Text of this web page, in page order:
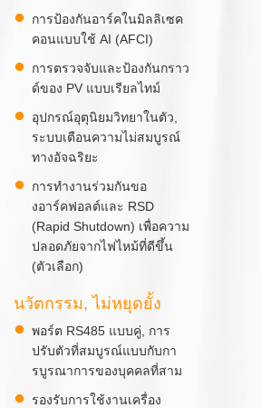
การป้องกันอาร์คในมิลลิเซค
คอนแบบใช้ AI (AFCI)
การตรวจจับและป้องกันกราว
ด์ของ PV แบบเรียลไทม์
อุปกรณ์อุตุนิยมวิทยาในตัว,
ระบบเตือนความไม่สมบูรณ์
ทางอัจฉริยะ
การทำงานร่วมกันขอ
งอาร์คฟอลต์และ RSD
(Rapid Shutdown) เพื่อความ
ปลอดภัยจากไฟไหม้ที่ดีขึ้น
(ตัวเลือก)
นวัตกรรม, ไม่หยุดยั้ง
พอร์ต RS485 แบบคู่, การ
ปรับตัวที่สมบูรณ์แบบกับกา
รบูรณาการของบุคคลที่สาม
รองรับการใช้งานเครื่อง